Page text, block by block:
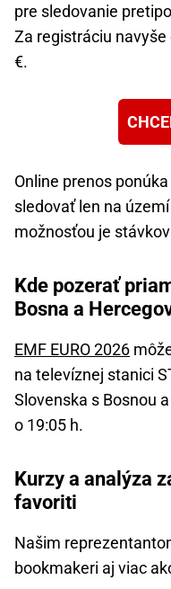
pre sledovanie
Za registráciu
€.
Online prenos
sledovať len na
možnosťou je
Kde pozerať
Bosna a
EMF EURO 2026
na televíznej stanici
Slovenska s Bosnou
o 19:05 h.
Kurzy a analýza
favoriti
Našim
bookmakeri aj viac